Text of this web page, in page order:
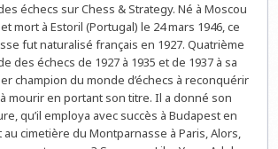
&
PEOPLE
:
LA
RÉPONSE
AU
HEBDO
échecs sur Chess & Strategy. Né à Moscou
mort à Estoril (Portugal) le 24 mars 1946, ce
fut naturalisé français en 1927. Quatrième
des échecs de 1927 à 1935 et de 1937 à sa
champion du monde d’échecs à reconquérir
mourir en portant son titre. Il a donné son
qu’il employa avec succès à Budapest en
au cimetière du Montparnasse à Paris, Alors,